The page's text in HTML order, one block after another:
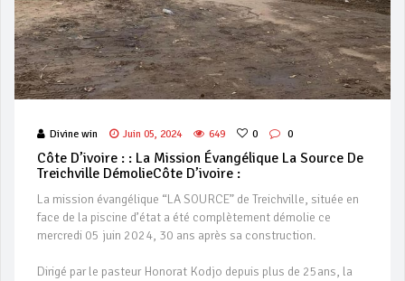
Divine win Juin 05, 2024 649 0 0
Côte D’ivoire : : La Mission Évangélique La Source De
Treichville DémolieCôte D’ivoire :
La mission évangélique “LA SOURCE” de Treichville, située en
face de la piscine d’état a été complètement démolie ce
mercredi 05 juin 2024, 30 ans après sa construction.
Dirigé par le pasteur Honorat Kodjo depuis plus de 25ans, la